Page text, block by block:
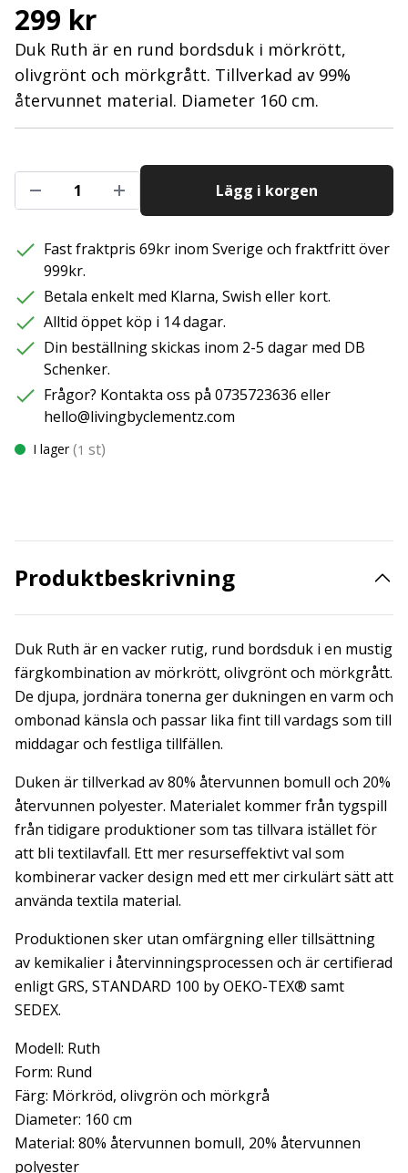
299 kr
Duk Ruth är en rund bordsduk i mörkrött,
olivgrönt och mörkgrått. Tillverkad av 99%
återvunnet material. Diameter 160 cm.
Lägg i korgen
Fast fraktpris 69kr inom Sverige och fraktfritt över
999kr.
Betala enkelt med Klarna, Swish eller kort.
Alltid öppet köp i 14 dagar.
Din beställning skickas inom 2-5 dagar med DB
Schenker.
Frågor? Kontakta oss på 0735723636 eller
hello@livingbyclementz.com
I lager (1 st)
Produktbeskrivning
Duk Ruth är en vacker rutig, rund bordsduk i en mustig
färgkombination av mörkrött, olivgrönt och mörkgrått.
De djupa, jordnära tonerna ger dukningen en varm och
ombonad känsla och passar lika fint till vardags som till
middagar och festliga tillfällen.
Duken är tillverkad av 80% återvunnen bomull och 20%
återvunnen polyester. Materialet kommer från tygspill
från tidigare produktioner som tas tillvara istället för
att bli textilavfall. Ett mer resurseffektivt val som
kombinerar vacker design med ett mer cirkulärt sätt att
använda textila material.
Produktionen sker utan omfärgning eller tillsättning
av kemikalier i återvinningsprocessen och är certifierad
enligt GRS, STANDARD 100 by OEKO-TEX® samt
SEDEX.
Modell: Ruth
Form: Rund
Färg: Mörkröd, olivgrön och mörkgrå
Diameter: 160 cm
Material: 80% återvunnen bomull, 20% återvunnen
polyester